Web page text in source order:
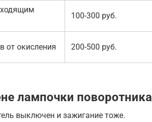
100-300 руб.
от окисления 200-500 руб.
лампочки поворотника
выключен и зажигание тоже.